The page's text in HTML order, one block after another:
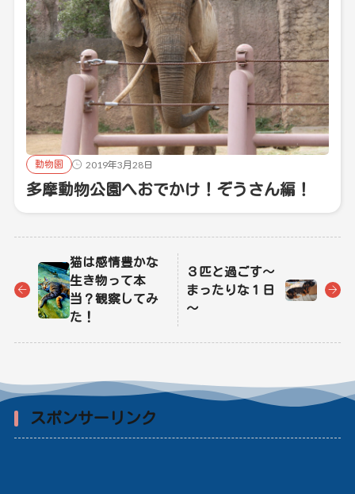
動物園 2019年3月28日
多摩動物公園へおでかけ！ぞうさん編！
猫は感情豊かな
生き物って本
当？観察してみ
た！
３匹と過ごす～
まったりな１日
～
スポンサーリンク